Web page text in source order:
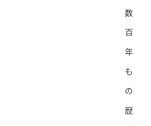
数
百
年
も
の
歴